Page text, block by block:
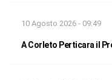
10 Agosto 2026 - 09:49
A Corleto Perticara il